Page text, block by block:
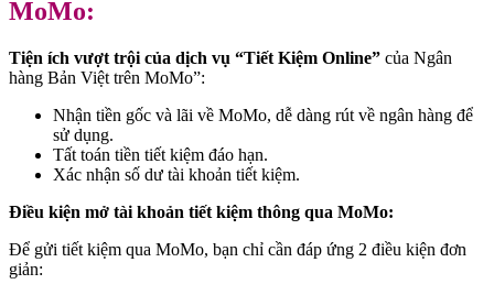
MoMo:
Tiện ích vượt trội của dịch vụ “Tiết Kiệm Online” của Ngân
hàng Bản Việt trên MoMo”:
Nhận tiền gốc và lãi về MoMo, dễ dàng rút về ngân hàng để
sử dụng.
Tất toán tiền tiết kiệm đáo hạn.
Xác nhận số dư tài khoản tiết kiệm.
Điều kiện mở tài khoản tiết kiệm thông qua MoMo:
Để gửi tiết kiệm qua MoMo, bạn chỉ cần đáp ứng 2 điều kiện đơn
giản: